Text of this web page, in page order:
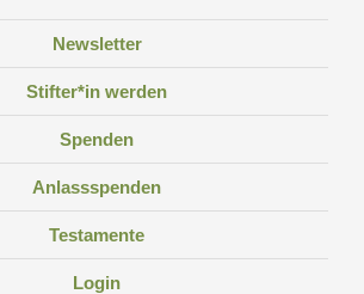
Newsletter
Stifter*in werden
Spenden
Anlassspenden
Testamente
Login